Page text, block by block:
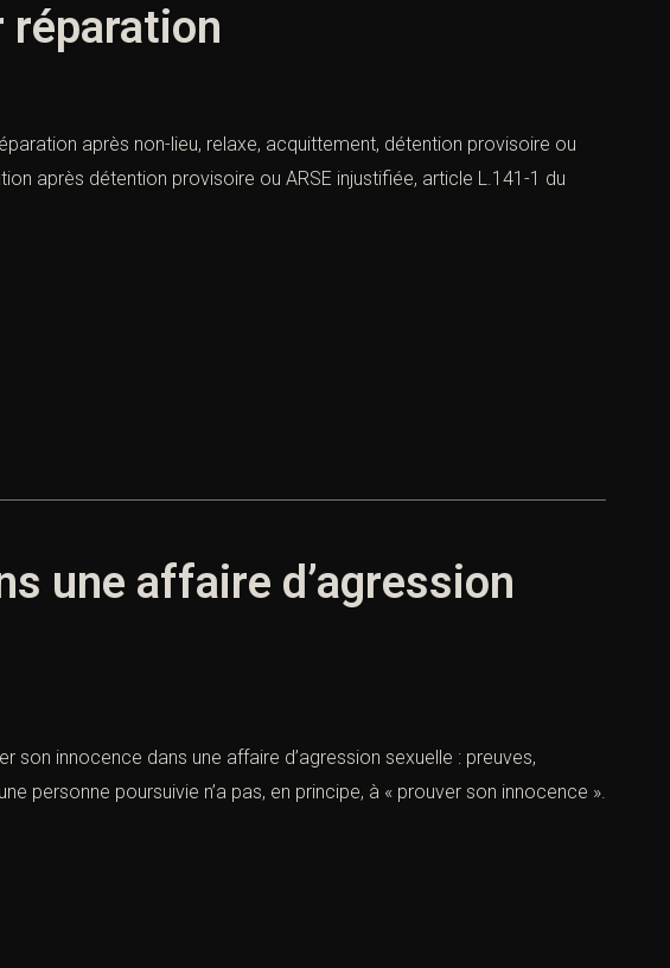
réparation
après non-lieu, relaxe, acquittement, détention provisoire ou
après détention provisoire ou ARSE injustifiée, article L.141-1 du
une affaire d’agression
innocence dans une affaire d’agression sexuelle : preuves,
personne poursuivie n’a pas, en principe, à « prouver son innocence ».